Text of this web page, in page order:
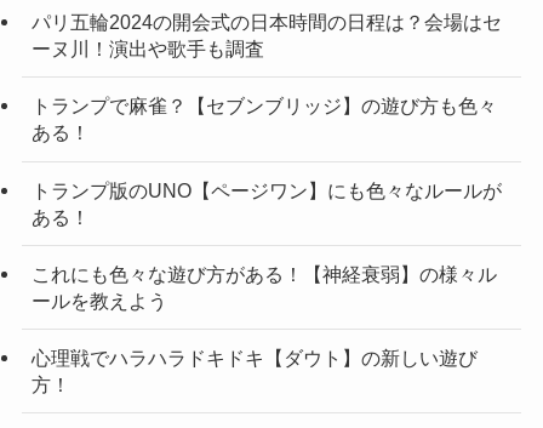
パリ五輪2024の開会式の日本時間の日程は？会場はセ
ーヌ川！演出や歌手も調査
トランプで麻雀？【セブンブリッジ】の遊び方も色々
ある！
トランプ版のUNO【ページワン】にも色々なルールが
ある！
これにも色々な遊び方がある！【神経衰弱】の様々ル
ールを教えよう
心理戦でハラハラドキドキ【ダウト】の新しい遊び
方！